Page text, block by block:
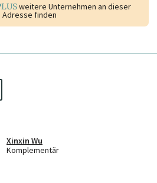
weitere Unternehmen an dieser
Adresse finden
Xinxin Wu
Komplementär